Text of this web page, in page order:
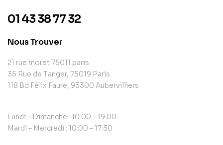
01 43 38 77 32
Nous Trouver
21 rue moret 75011 paris
35 Rue de Tanger, 75019 Paris
118 Bd Félix Faure, 93300 Aubervilliers
Lundi – Dimanche : 10:00 – 19:00
Mardi – Mercredi : 10:00 – 17:30